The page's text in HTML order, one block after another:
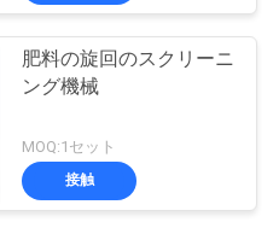
肥料の旋回のスクリーニ
ング機械
MOQ:1セット
接触